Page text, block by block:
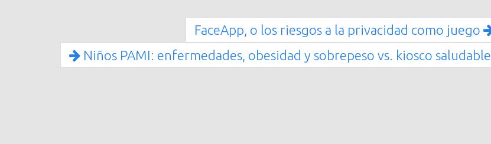
FaceApp, o los riesgos a la privacidad como juego
Niños PAMI: enfermedades, obesidad y sobrepeso vs. kiosco saludable